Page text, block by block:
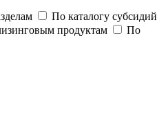
По каталогу субсидий
продуктам
По